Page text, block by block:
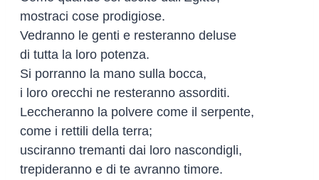
mostraci cose prodigiose.
Vedranno le genti e resteranno deluse
di tutta la loro potenza.
Si porranno la mano sulla bocca,
i loro orecchi ne resteranno assorditi.
Leccheranno la polvere come il serpente,
come i rettili della terra;
usciranno tremanti dai loro nascondigli,
trepideranno e di te avranno timore.